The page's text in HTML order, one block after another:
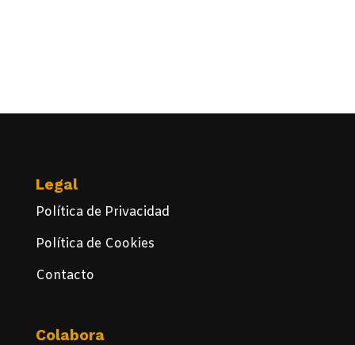
Legal
Política de Privacidad
Política de Cookies
Contacto
Colabora